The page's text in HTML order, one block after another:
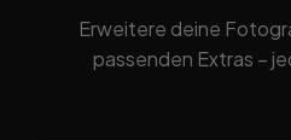
Erweitere deine
passenden Extras –